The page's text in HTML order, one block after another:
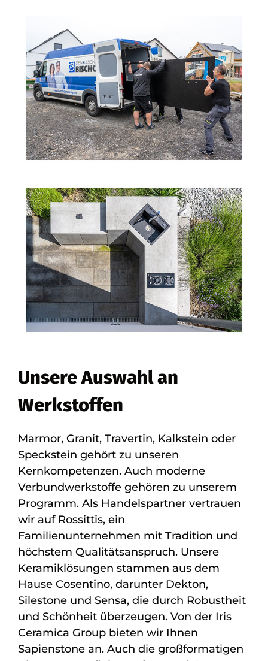
Unsere Auswahl an
Werkstoffen
Marmor, Granit, Travertin, Kalkstein oder
Speckstein gehört zu unseren
Kernkompetenzen. Auch moderne
Verbundwerkstoffe gehören zu unserem
Programm. Als Handelspartner vertrauen
wir auf Rossittis, ein
Familienunternehmen mit Tradition und
höchstem Qualitätsanspruch. Unsere
Keramiklösungen stammen aus dem
Hause Cosentino, darunter Dekton,
Silestone und Sensa, die durch Robustheit
und Schönheit überzeugen. Von der Iris
Ceramica Group bieten wir Ihnen
Sapienstone an. Auch die großformatigen